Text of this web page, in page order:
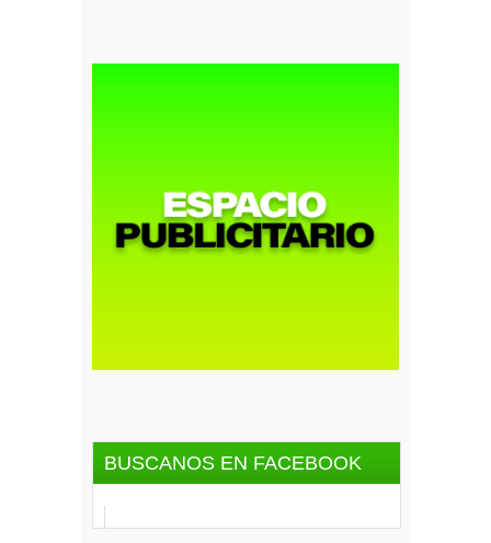
BUSCANOS EN FACEBOOK